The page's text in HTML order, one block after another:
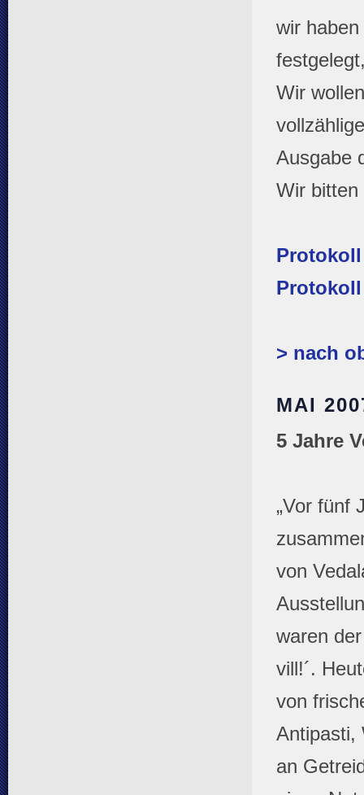
wir
Wir
Ausgabe
Wir bitten
> nach
MAI
5 Jahre
„Vor fünf
von
waren
vill!´.
von
Antipasti,
an